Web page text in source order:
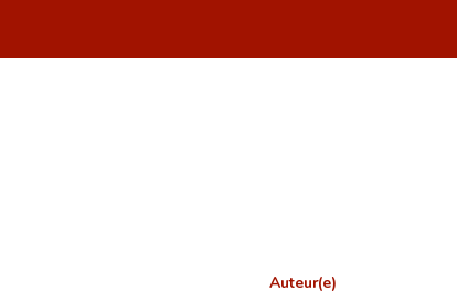
Auteur(e)